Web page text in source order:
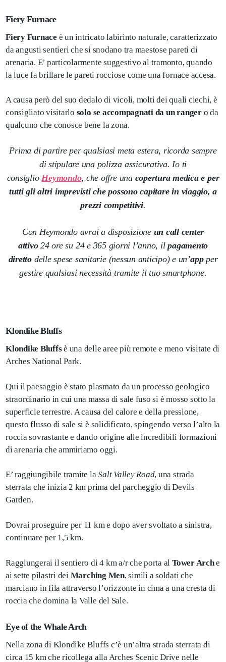
Fiery Furnace
Fiery Furnace è un intricato labirinto naturale, caratterizzato
da angusti sentieri che si snodano tra maestose pareti di
arenaria. E’ particolarmente suggestivo al tramonto, quando
la luce fa brillare le pareti rocciose come una fornace accesa.
A causa però del suo dedalo di vicoli, molti dei quali ciechi, è
consigliato visitarlo solo se accompagnati da un rangero da
qualcuno che conosce bene la zona.
Prima di partire per qualsiasi meta estera, ricorda sempre
di stipulare una polizza assicurativa. Io ti
consiglioHeymondo, che offre una copertura medica e per
tutti gli altri imprevisti che possono capitare in viaggio, a
prezzi competitivi.
Con Heymondo avrai a disposizioneun call center
attivo24 ore su 24 e 365 giorni l’anno, ilpagamento
diretto delle spese sanitarie (nessun anticipo) e un’appper
gestire qualsiasi necessità tramite il tuo smartphone.
Klondike Bluffs
Klondike Bluffsè una delle aree più remote e meno visitate di
Arches National Park.
Qui il paesaggio è stato plasmato da un processo geologico
straordinario in cui una massa di sale fuso si è mosso sotto la
superficie terrestre. A causa del calore e della pressione,
questo flusso di sale si è solidificato, spingendo verso l’alto la
roccia sovrastante e dando origine alle incredibili formazioni
di arenaria che ammiriamo oggi.
E’ raggiungibile tramite laSalt Valley Road, una strada
sterrata che inizia 2 km prima del parcheggio di Devils
Garden.
Dovrai proseguire per 11 km e dopo aver svoltato a sinistra,
continuare per 1,5 km.
Raggiungerai il sentiero di 4 km a/r che porta al Tower Arche
ai sette pilastri dei Marching Men, simili a soldati che
marciano in fila attraverso l’orizzonte in cima a una cresta di
roccia che domina la Valle del Sale.
Eye of the Whale Arch
Nella zona di Klondike Bluffs c’è un’altra strada sterrata di
circa 15 km che ricollega alla Arches Scenic Drive nelle